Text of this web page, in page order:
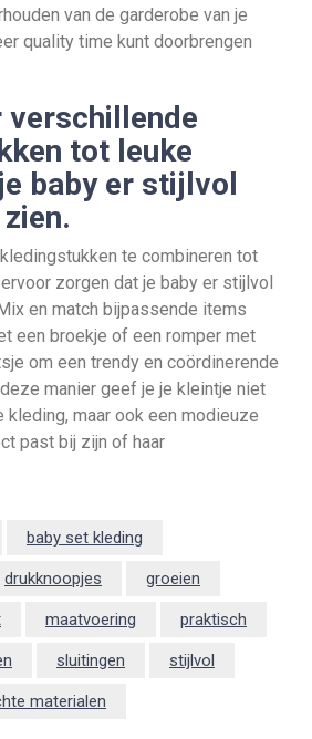
van de garderobe van je
quality time kunt doorbrengen
verschillende
tot leuke
baby er stijlvol
te combineren tot
zorgen dat je baby er stijlvol
en match bijpassende items
een broekje of een romper met
om een trendy en coördinerende
manier geef je je kleintje niet
maar ook een modieuze
past bij zijn of haar
baby set kleding
drukknoopjes groeien
maatvoering praktisch
sluitingen stijlvol
materialen